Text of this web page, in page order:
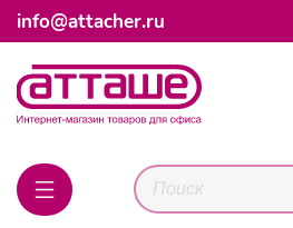
info@attacher.ru